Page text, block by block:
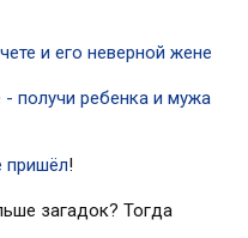
и его неверной жене
- получи ребенка и мужа
пришёл!
загадок? Тогда